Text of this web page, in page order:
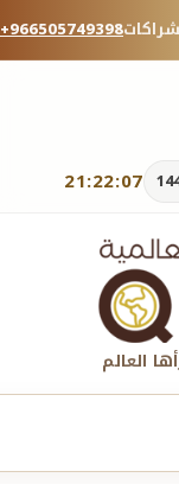
+966505749398
21:22:09
العالم